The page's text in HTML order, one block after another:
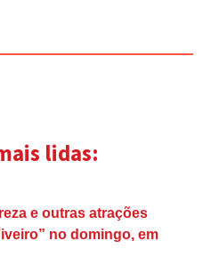
lidas:
e outras atrações
no domingo, em